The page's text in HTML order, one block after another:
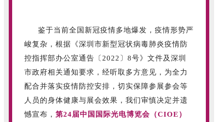
鉴于当前全国新冠疫情多地爆发，疫情形势严
峻复杂，根据《深圳市新型冠状病毒肺炎疫情防
控指挥部办公室通告〔2022〕8号》文件及深圳
市政府相关通知要求，经听取多方意见，为全力
配合并落实疫情防控安排，切实保障参展参会等
人员的身体健康与展会效果，我们审慎决定并遗
憾宣布， 第24届中国国际光电博览会（CIOE）